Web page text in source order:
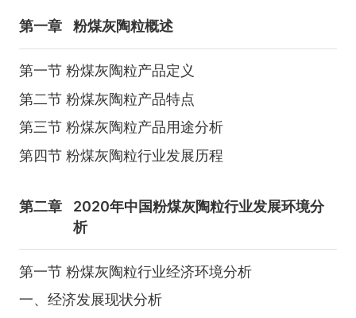
第一章 粉煤灰陶粒概述
第一节 粉煤灰陶粒产品定义
第二节 粉煤灰陶粒产品特点
第三节 粉煤灰陶粒产品用途分析
第四节 粉煤灰陶粒行业发展历程
第二章
2020年中国粉煤灰陶粒行业发展环境分
析
第一节 粉煤灰陶粒行业经济环境分析
一、经济发展现状分析